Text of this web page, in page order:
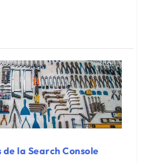
la Search Console